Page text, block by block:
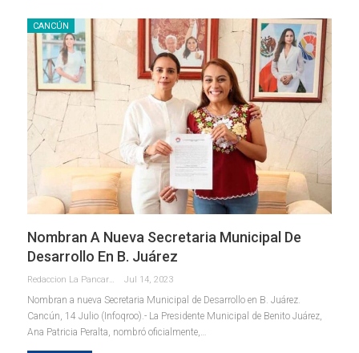
CANCÚN
Nombran A Nueva Secretaria Municipal De
Desarrollo En B. Juárez
Jul 14, 2023
Nombran a nueva Secretaria Municipal de Desarrollo en B. Juárez.
Cancún, 14 Julio (Infoqroo).- La Presidente Municipal de Benito Juárez,
Ana Patricia Peralta, nombró oficialmente,